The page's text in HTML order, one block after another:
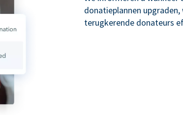
donatieplannen
terugkerende donateurs